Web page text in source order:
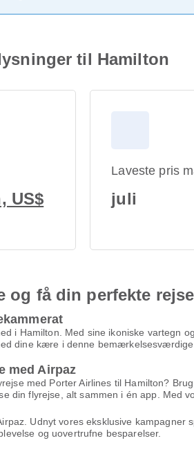
til Hamilton
US$
Laveste pris
juli
og få din perfekte
i Hamilton. Med sine ikoniske vartegn
dine kære i denne
med Airpaz
med Porter Airlines til Hamilton?
din flyrejse, alt sammen i én app. Med
Udnyt vores eksklusive
og uovertrufne besparelser.